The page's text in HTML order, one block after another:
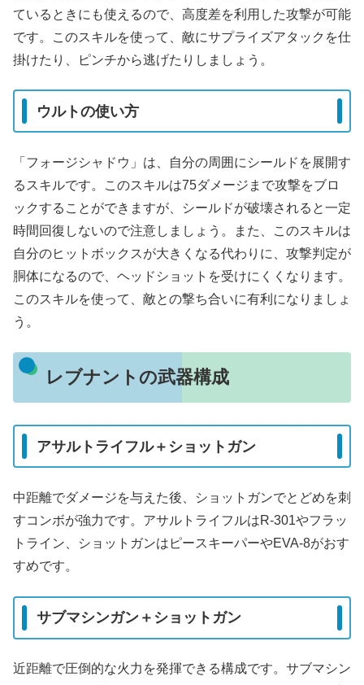
ているときにも使えるので、高度差を利用した攻撃が可能
です。このスキルを使って、敵にサプライズアタックを仕
掛けたり、ピンチから逃げたりしましょう。
ウルトの使い方
「フォージシャドウ」は、自分の周囲にシールドを展開す
るスキルです。このスキルは75ダメージまで攻撃をブロ
ックすることができますが、シールドが破壊されると一定
時間回復しないので注意しましょう。また、このスキルは
自分のヒットボックスが大きくなる代わりに、攻撃判定が
胴体になるので、ヘッドショットを受けにくくなります。
このスキルを使って、敵との撃ち合いに有利になりましょ
う。
レブナントの武器構成
アサルトライフル＋ショットガン
中距離でダメージを与えた後、ショットガンでとどめを刺
すコンボが強力です。アサルトライフルはR-301やフラッ
トライン、ショットガンはピースキーパーやEVA-8がおす
すめです。
サブマシンガン＋ショットガン
近距離で圧倒的な火力を発揮できる構成です。サブマシン